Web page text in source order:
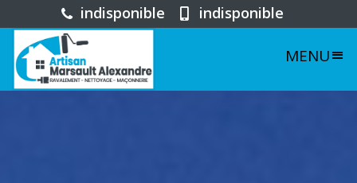
indisponible indisponible
MENU